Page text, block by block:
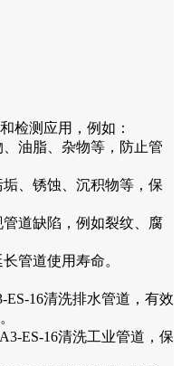
检测应用，例如：
油脂、杂物等，防止管
、锈蚀、沉积物等，保
道缺陷，例如裂纹、腐
管道使用寿命。
16清洗排水管道，有效
ES-16清洗工业管道，保